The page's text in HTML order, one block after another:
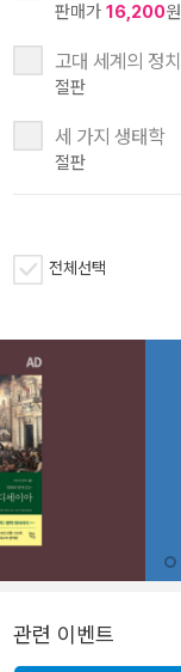
판매가 16,200원
고대 세계의 정치
절판
세 가지 생태학
절판
전체선택
관련 이벤트